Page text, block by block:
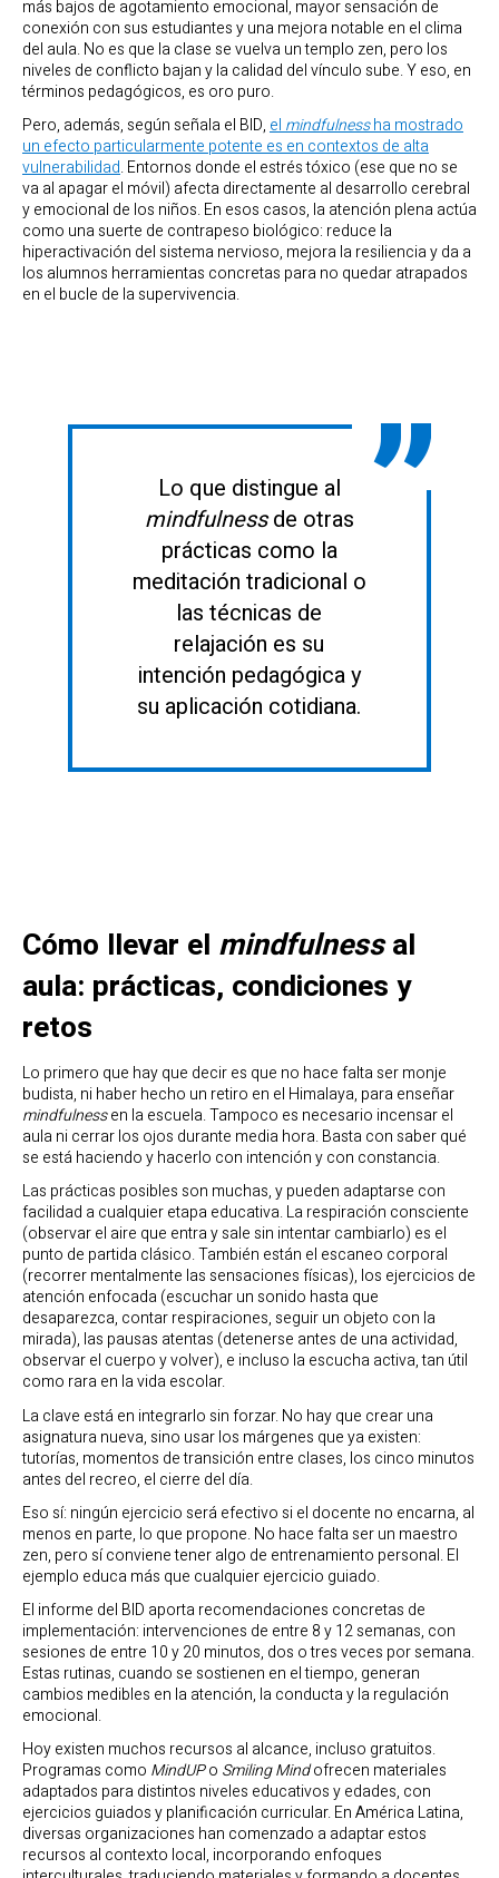
más bajos de agotamiento emocional, mayor sensación de
conexión con sus estudiantes y una mejora notable en el clima
del aula. No es que la clase se vuelva un templo zen, pero los
niveles de conflicto bajan y la calidad del vínculo sube. Y eso, en
términos pedagógicos, es oro puro.
Pero, además, según señala el BID, el mindfulnessha mostrado
un efecto particularmente potente es en contextos de alta
vulnerabilidad. Entornos donde el estrés tóxico (ese que no se
va al apagar el móvil) afecta directamente al desarrollo cerebral
y emocional de los niños. En esos casos, la atención plena actúa
como una suerte de contrapeso biológico: reduce la
hiperactivación del sistema nervioso, mejora la resiliencia y da a
los alumnos herramientas concretas para no quedar atrapados
en el bucle de la supervivencia.
Lo que distingue al
mindfulnessde otras
prácticas como la
meditación tradicional o
las técnicas de
relajación es su
intención pedagógica y
su aplicación cotidiana.
Cómo llevar el mindfulnessal
aula: prácticas, condiciones y
retos
Lo primero que hay que decir es que no hace falta ser monje
budista, ni haber hecho un retiro en el Himalaya, para enseñar
mindfulnessen la escuela. Tampoco es necesario incensar el
aula ni cerrar los ojos durante media hora. Basta con saber qué
se está haciendo y hacerlo con intención y con constancia.
Las prácticas posibles son muchas, y pueden adaptarse con
facilidad a cualquier etapa educativa. La respiración consciente
(observar el aire que entra y sale sin intentar cambiarlo) es el
punto de partida clásico. También están el escaneo corporal
(recorrer mentalmente las sensaciones físicas), los ejercicios de
atención enfocada (escuchar un sonido hasta que
desaparezca, contar respiraciones, seguir un objeto con la
mirada), las pausas atentas (detenerse antes de una actividad,
observar el cuerpo y volver), e incluso la escucha activa, tan útil
como rara en la vida escolar.
La clave está en integrarlo sin forzar. No hay que crear una
asignatura nueva, sino usar los márgenes que ya existen:
tutorías, momentos de transición entre clases, los cinco minutos
antes del recreo, el cierre del día.
Eso sí: ningún ejercicio será efectivo si el docente no encarna, al
menos en parte, lo que propone. No hace falta ser un maestro
zen, pero sí conviene tener algo de entrenamiento personal. El
ejemplo educa más que cualquier ejercicio guiado.
El informe del BID aporta recomendaciones concretas de
implementación: intervenciones de entre 8 y 12 semanas, con
sesiones de entre 10 y 20 minutos, dos o tres veces por semana.
Estas rutinas, cuando se sostienen en el tiempo, generan
cambios medibles en la atención, la conducta y la regulación
emocional.
Hoy existen muchos recursos al alcance, incluso gratuitos.
Programas como MindUPo Smiling Mindofrecen materiales
adaptados para distintos niveles educativos y edades, con
ejercicios guiados y planificación curricular. En América Latina,
diversas organizaciones han comenzado a adaptar estos
recursos al contexto local, incorporando enfoques